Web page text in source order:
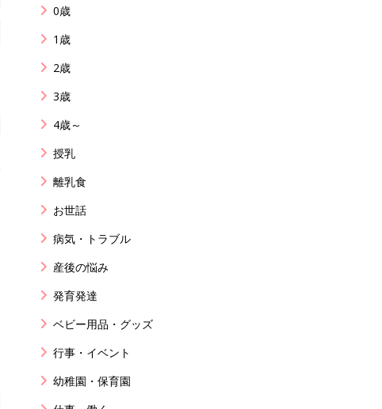
0歳
1歳
2歳
3歳
4歳～
授乳
離乳食
お世話
病気・トラブル
産後の悩み
発育発達
ベビー用品・グッズ
行事・イベント
幼稚園・保育園